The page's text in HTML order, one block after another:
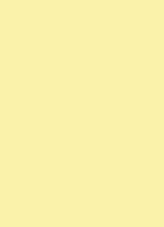
ну
этим
была